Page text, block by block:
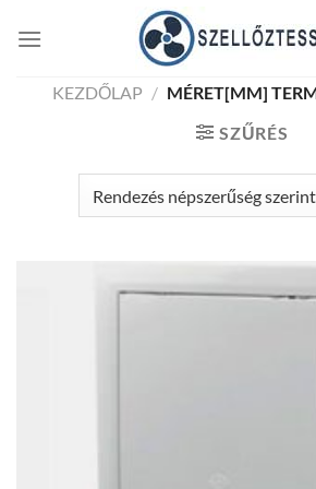
KEZDŐLAP / MÉRET[MM]
SZŰRÉS